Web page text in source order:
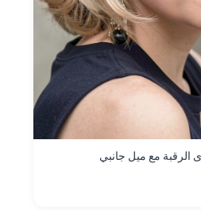
مع ميل جانبي